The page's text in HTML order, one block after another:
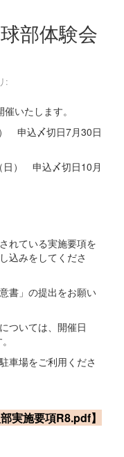
部体験会
:
いたします。
申込〆切日7月30日
申込〆切日10月
ている実施要項を
込みをしてくださ
の提出をお願い
ては、開催日
をご利用くださ
部実施要項R8.pdf】